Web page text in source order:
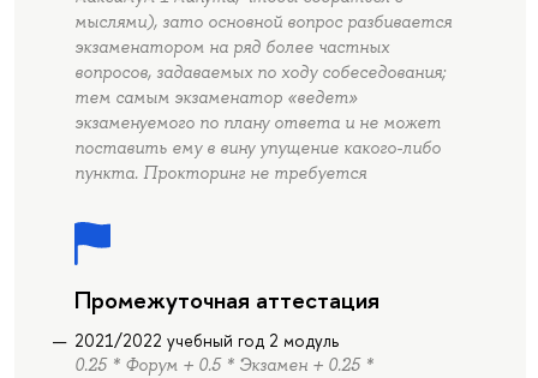
мыслями), зато основной вопрос разбивается
экзаменатором на ряд более частных
вопросов, задаваемых по ходу собеседования;
тем самым экзаменатор «ведет»
экзаменуемого по плану ответа и не может
поставить ему в вину упущение какого-либо
пункта. Прокторинг не требуется
Промежуточная аттестация
2021/2022 учебный год 2 модуль
0.25 * Форум + 0.5 * Экзамен + 0.25 *